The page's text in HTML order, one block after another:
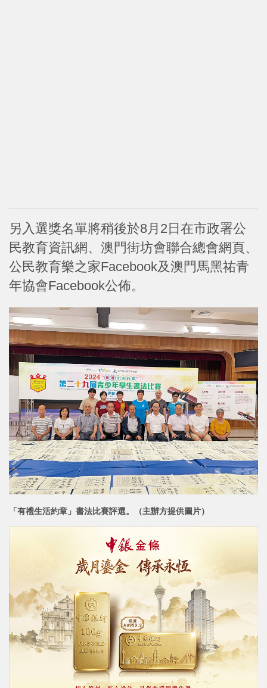
另入選獎名單將稍後於8月2日在市政署公
民教育資訊網、澳門街坊會聯合總會網頁、
公民教育樂之家Facebook及澳門馬黑祐青
年協會Facebook公佈。
「有禮生活約章」書法比賽評選。（主辦方提供圖片）